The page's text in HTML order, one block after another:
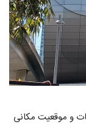
و موقعیت مکانی